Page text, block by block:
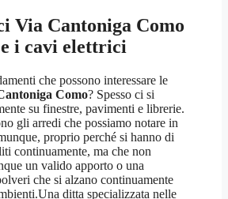
Via Cantoniga Como
i cavi elettrici
che possono interessare le
Como? Spesso ci si
su finestre, pavimenti e librerie.
gli arredi che possiamo notare in
proprio perché si hanno di
continuamente, ma che non
un valido apporto o una
che si alzano continuamente
ditta specializzata nelle